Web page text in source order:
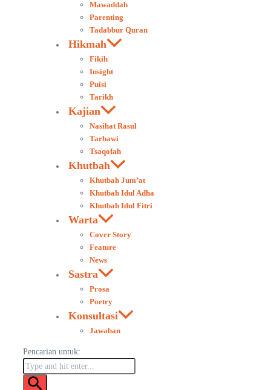
Mawaddah
Parenting
Tadabbur Quran
Hikmah
Fikih
Insight
Puisi
Tarikh
Kajian
Nasihat Rasul
Tarbawi
Tsaqofah
Khutbah
Khutbah Jum’at
Khutbah Idul Adha
Khutbah Idul Fitri
Warta
Cover Story
Feature
News
Sastra
Prosa
Poetry
Konsultasi
Jawaban
Pencarian untuk: